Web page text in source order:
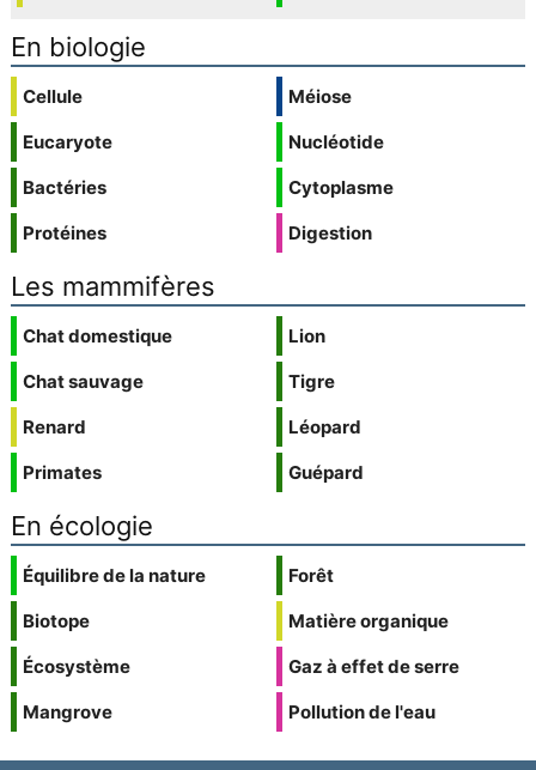
En biologie
Cellule
Eucaryote
Bactéries
Protéines
Méiose
Nucléotide
Cytoplasme
Digestion
Les mammifères
Chat domestique
Chat sauvage
Renard
Primates
Lion
Tigre
Léopard
Guépard
En écologie
Équilibre de la nature
Biotope
Écosystème
Mangrove
Forêt
Matière organique
Gaz à effet de serre
Pollution de l'eau